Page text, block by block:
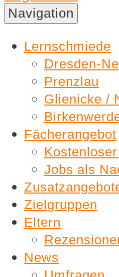
Nachhilfe
Navigation
Lernschmiede
Dresden-
Prenzlau
Glienicke /
Fächerangebot
Jobs als
Zielgruppen
Eltern
News